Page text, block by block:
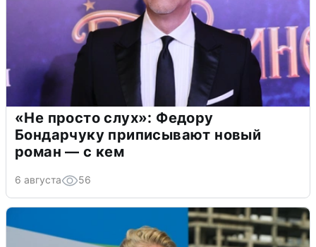
«Не просто слух»: Федору
Бондарчуку приписывают новый
роман — с кем
6 августа 56